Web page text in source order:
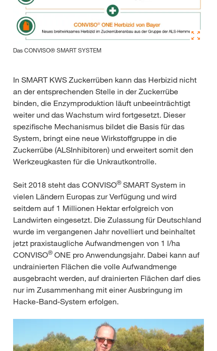
Das CONVISO® SMART SYSTEM
In SMART KWS Zuckerrüben kann das Herbizid nicht
an der entsprechenden Stelle in der Zuckerrübe
binden, die Enzymproduktion läuft unbeeinträchtigt
weiter und das Wachstum wird fortgesetzt. Dieser
spezifische Mechanismus bildet die Basis für das
System, bringt eine neue Wirkstoffgruppe in die
Zuckerrübe (ALSInhibitoren) und erweitert somit den
Werkzeugkasten für die Unkrautkontrolle.
Seit 2018 steht das CONVISO®SMART System in
vielen Ländern Europas zur Verfügung und wird
seitdem auf 1 Millionen Hektar erfolgreich von
Landwirten eingesetzt. Die Zulassung für Deutschland
wurde im vergangenen Jahr novelliert und beinhaltet
jetzt praxistaugliche Aufwandmengen von 1 l/ha
CONVISO®ONE pro Anwendungsjahr. Dabei kann auf
undrainierten Flächen die volle Aufwandmenge
ausgebracht werden, auf drainierten Flächen darf dies
nur im Zusammenhang mit einer Ausbringung im
Hacke-Band-System erfolgen.